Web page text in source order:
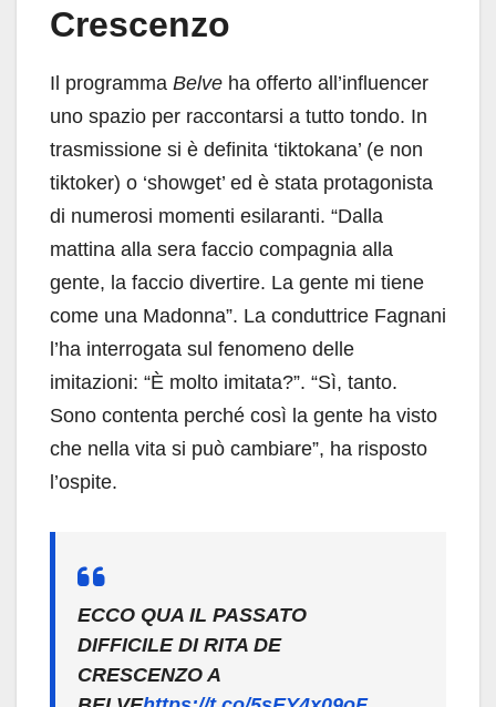
Crescenzo
Il programma Belve ha offerto all’influencer
uno spazio per raccontarsi a tutto tondo. In
trasmissione si è definita ‘tiktokana’ (e non
tiktoker) o ‘showget’ ed è stata protagonista
di numerosi momenti esilaranti. “Dalla
mattina alla sera faccio compagnia alla
gente, la faccio divertire. La gente mi tiene
come una Madonna”. La conduttrice Fagnani
l’ha interrogata sul fenomeno delle
imitazioni: “È molto imitata?”. “Sì, tanto.
Sono contenta perché così la gente ha visto
che nella vita si può cambiare”, ha risposto
l’ospite.
ECCO QUA IL PASSATO
DIFFICILE DI RITA DE
CRESCENZO A